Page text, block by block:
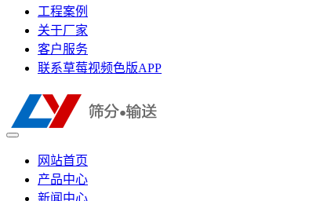
工程案例
关于厂家
客户服务
联系草莓视频色版APP
网站首页
产品中心
新闻中心